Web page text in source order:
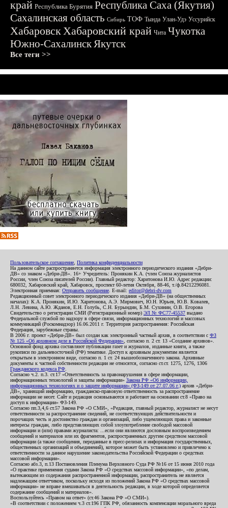
край Республика Бурятия Республика Саха (Якутия)
Сахалинская область Сибирь ТОФ Тында Улан-Удэ Уссурийск
ХабаровскХабаровский край Чита Чукотка
Южно-СахалинскЯкутск
Все теги >>
Пользовательское соглашение Политика конфиденциальности
На данном сайте распространяется информация электронного периодического издания «Дебри-
ДВ» со знаком «Дебри-ДВ». 16+ Учредитель: Пронякин К.А. (член Союза журналистов
России, член Союза писателей России). Главный редактор: Харитонова И.Ю. Адрес редакции:
680032, Хабаровский край, Хабаровск, проспект 60-летия Октября, 88-46, т./ф.84212296081.
Электронная приемная: Отправить сообщение . E-mail: editor@debri-dv.com
Редакционный совет электронного периодического издания «Дебри-ДВ» (на общественных
началах): К.А. Пронякин, И.Ю. Харитонова, А.Э. Мирмович, Ю.Н. Юрьев, Ю.В. Ковалев,
Л.Н. Левина, А.Ю. Жданов, Е.Н. Голубь, С.Н. Бурындин, Б.М. Сухинин, О.В. Егорова
Свидетельство о регистрации СМИ (Регистрационный номер) ЭЛ № ФС77-45537 выдано
Федеральной службой по надзору в сфере связи, информационных технологий и массовых
коммуникаций (Роскомнадзор) 16.06.2011 г. Территория распространения: Российская
Федерация, зарубежные страны.
В 2006 г. проект «Дебри-ДВ» был создан как электронный частный архив, в соответствии с ФЗ
№ 125 «Об архивном деле в Российской Федерации» , согласно п. 2 ст. 13 «Создание архивов».
Основной фонд архива составляют публикации газет и журналов, изданные книги, а также
рукописи по дальневосточной (РФ) тематике. Доступ к архивным документам является
открытым в электронном виде, согласно п. 1 ст. 24 вышеобозначенного закона. Архивные
документы к частной собственности редакции не относятся, согласно ст.ст. 1275, 1276, 1306
Гражданского кодекса РФ
Согласно ч.2. п.3. ст.17 «Ответственность за правонарушения в сфере информации,
информационных технологий и защиты информации» Закона РФ «Об информации,
информационных технологиях и о защите информации» (ФЗ-149 от 27.07.06 г.) архив «Дебри-
ДВ», хранящий информацию, гражданско-правовую ответственность за распространение
информации не несет. Сайт и редакция основываются и работают на основании ст.8 «Право на
доступ к информации» ФЗ-149.
Согласно пп.3,4,6 ст.57 Закона РФ «О СМИ», «Редакция, главный редактор, журналист не несут
ответственности за распространение сведений, не соответствующих действительности и
порочащих честь и достоинство граждан и организаций, либо ущемляющих права и законные
интересы граждан, либо представляющих собой злоупотребление свободой массовой
информации и (или) правами журналиста: ...если они являются дословным воспроизведением
сообщений и материалов или их фрагментов, распространенных другим средством массовой
информации (а также сообщения, переданные в пресс-релизах и информация государственных,
общественных организаций и объединений), которое может быть установлено и привлечено к
ответственности за данное нарушение законодательства Российской Федерации о средствах
массовой информации».
Согласно абз.3, п.13 Постановления Пленума Верховного Суда РФ №16 от 15 июня 2010 года
«О практике применения судами Закона РФ «О средствах массовой информации», «по делам,
вытекающим из содержания распространенной информации, распространитель не является
надлежащим ответчиком, поскольку исходя из положений Закона РФ «О средствах массовой
информации» не вправе вмешиваться в деятельность редакции, в ходе которой определяется
содержание сообщений и материалов».
Воспользуйтесь «Правом на ответ» (ст.46 Закона РФ «О СМИ»).
«В соответствии с положением ч.3 ст.196 ГПК РФ, обязанность компенсации морального вреда